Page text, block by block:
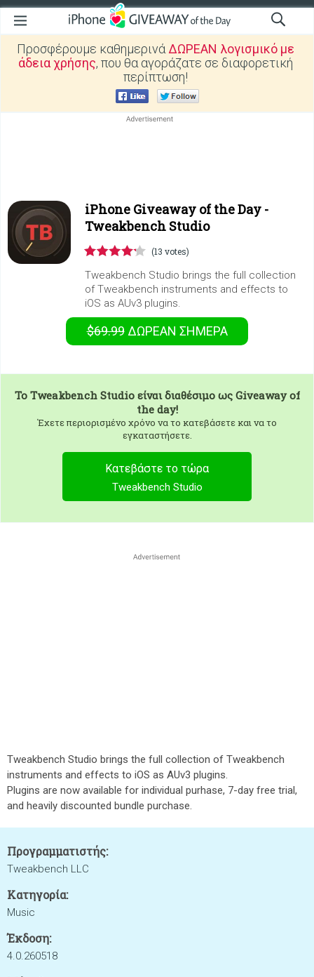
Προσφέρουμε καθημερινά ΔΩΡΕΑΝ λογισμικό με
άδεια χρήσης, που θα αγοράζατε σε διαφορετική
περίπτωση!
iPhone Giveaway of the Day -
Tweakbench Studio
(13 votes)
Tweakbench Studio brings the full collection
of Tweakbench instruments and effects to
iOS as AUv3 plugins.
$69.99 ΔΩΡΕΑΝ ΣΉΜΕΡΑ
To Tweakbench Studioείναι διαθέσιμο ως Giveaway of
the day!
Έχετε περιορισμένο χρόνο να το κατεβάσετε και να το
εγκαταστήσετε.
Κατεβάστε το τώρα
Tweakbench Studio
Tweakbench Studio brings the full collection of Tweakbench
instruments and effects to iOS as AUv3 plugins.
Plugins are now available for individual purhase, 7-day free trial,
and heavily discounted bundle purchase.
Προγραμματιστής:
Tweakbench LLC
Κατηγορία:
Music
Έκδοση:
4.0.260518